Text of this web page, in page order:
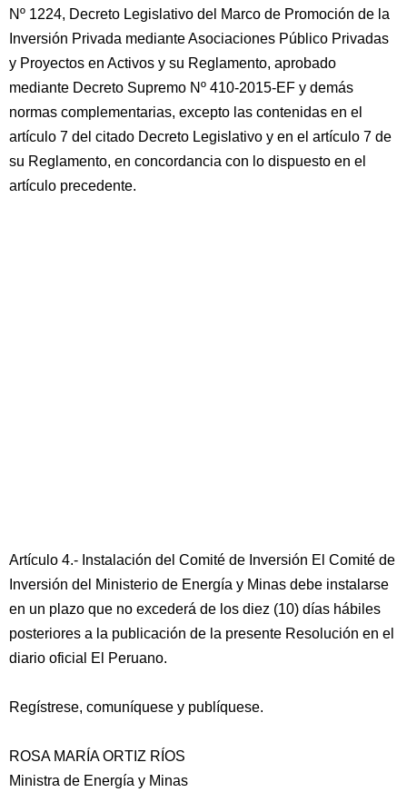
Nº 1224, Decreto Legislativo del Marco de Promoción de la
Inversión Privada mediante Asociaciones Público Privadas
y Proyectos en Activos y su Reglamento, aprobado
mediante Decreto Supremo Nº 410-2015-EF y demás
normas complementarias, excepto las contenidas en el
artículo 7 del citado Decreto Legislativo y en el artículo 7 de
su Reglamento, en concordancia con lo dispuesto en el
artículo precedente.
Artículo 4.- Instalación del Comité de Inversión El Comité de
Inversión del Ministerio de Energía y Minas debe instalarse
en un plazo que no excederá de los diez (10) días hábiles
posteriores a la publicación de la presente Resolución en el
diario oficial El Peruano.
Regístrese, comuníquese y publíquese.
ROSA MARÍA ORTIZ RÍOS
Ministra de Energía y Minas